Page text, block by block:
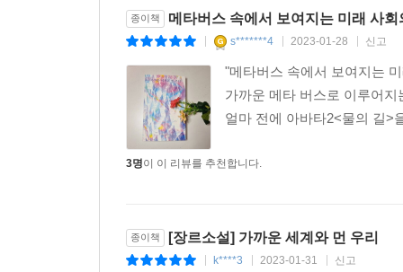
종이책 메타버스 속에서 보여지는 미래 사회
s*******4 2023-01-28 신고
"메타버스 속에서 보여지는
가까운 메타 버스로 이루어
얼마 전에 아바타2<물의 길>
3명이 이 리뷰를 추천합니다.
종이책 [장르소설] 가까운 세계와 먼 우리
k****3 2023-01-31 신고